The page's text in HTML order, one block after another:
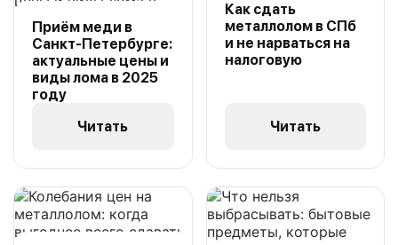
Приём меди в
Санкт-Петербурге:
актуальные цены и
виды лома в 2025
году
Читать
Как сдать
металлолом в СПб
и не нарваться на
налоговую
Читать